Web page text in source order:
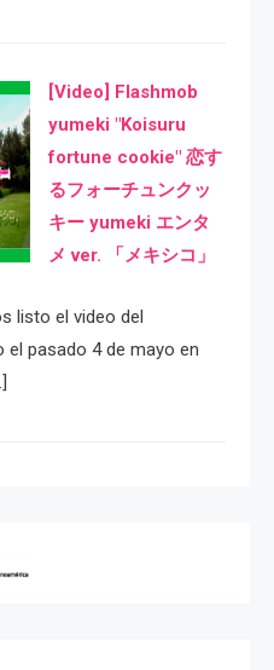
[Video] Flashmob
yumeki "Koisuru
fortune cookie" 恋す
るフォーチュンクッ
キー yumeki エンタ
メ ver. 「メキシコ」
listo el video del
el pasado 4 de mayo en